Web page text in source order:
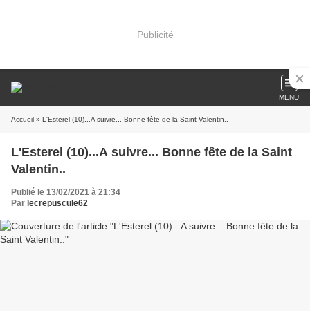
Publicité
MENU
Accueil » L'Esterel (10)...A suivre... Bonne fête de la Saint Valentin..
L'Esterel (10)...A suivre... Bonne fête de la Saint
Valentin..
Publié le 13/02/2021 à 21:34
Par lecrepuscule62